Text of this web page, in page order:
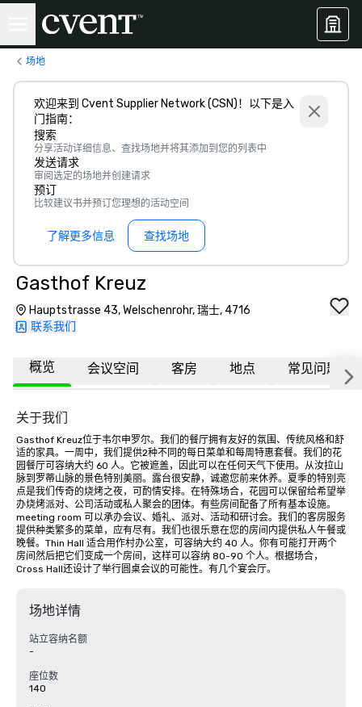
场地
欢迎来到 Cvent Supplier Network (CSN)！以下是入
门指南：
搜索
分享活动详细信息、查找场地并将其添加到您的列表中
发送请求
审阅选定的场地并创建请求
预订
比较建议书并预订您理想的活动空间
了解更多信息 查找场地
Gasthof Kreuz
Hauptstrasse 43, Welschenrohr, 瑞士, 4716
联系我们
概览 会议空间 客房 地点 常见问题
关于我们
Gasthof Kreuz位于韦尔申罗尔。我们的餐厅拥有友好的氛围、传统风格和舒
适的家具。一周中，我们提供2种不同的每日菜单和每周特惠套餐。我们的花
园餐厅可容纳大约 60 人。它被遮盖，因此可以在任何天气下使用。从汝拉山
脉到罗蒂山脉的景色特别美丽。露台很安静，诚邀您前来休养。夏季的特别亮
点是我们传奇的烧烤之夜，可酌情安排。在特殊场合，花园可以保留给希望举
办烧烤派对、公司活动或私人聚会的团体。有些房间配备了所有基本设施。
meeting room 可以承办会议、婚礼、派对、活动和研讨会。我们的客房服务
提供种类繁多的菜单，应有尽有。我们也很乐意在您的房间内提供私人午餐或
晚餐。Thin Hall 适合用作村办公室，可容纳大约 40 人。你有可能打开两个
房间然后把它们变成一个房间，这样可以容纳 80-90 个人。根据场合，
Cross Hall还设计了举行圆桌会议的可能性。有几个宴会厅。
场地详情
站立容纳名额
-
座位数
140